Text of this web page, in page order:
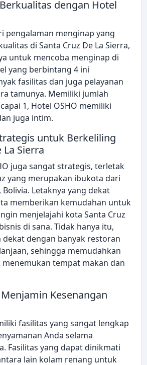
dengan Hotel
pengalaman menginap yang
di Santa Cruz De La Sierra,
untuk mencoba menginap di
yang berbintang 4 ini
fasilitas dan juga pelayanan
tamunya. Memiliki jumlah
1, Hotel OSHO memiliki
juga intim.
untuk Berkeliling
La Sierra
juga sangat strategis, terletak
yang merupakan ibukota dari
Bolivia. Letaknya yang dekat
memberikan kemudahan untuk
menjelajahi kota Santa Cruz
di sana. Tidak hanya itu,
dekat dengan banyak restoran
sehingga memudahkan
tempat makan dan
Kesenangan
fasilitas yang sangat lengkap
Anda selama
Fasilitas yang dapat dinikmati
lain kolam renang untuk